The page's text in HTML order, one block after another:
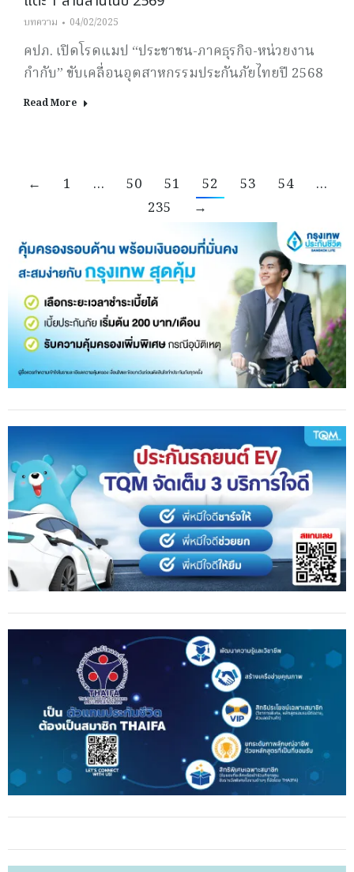
บทความ 04/02/2025
คปภ. เปิดโรดแมป “ประชาชน-ภาคธุรกิจ-หน่วยงาน
กำกับ” ขับเคลื่อนอุตสาหกรรมประกันภัยไทยปี 2568
Read More
← 1 … 50 51 52 53 54
…
235
→